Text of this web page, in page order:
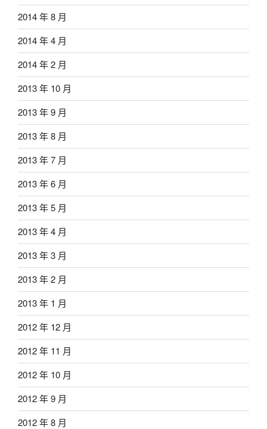
2014 年 8 月
2014 年 4 月
2014 年 2 月
2013 年 10 月
2013 年 9 月
2013 年 8 月
2013 年 7 月
2013 年 6 月
2013 年 5 月
2013 年 4 月
2013 年 3 月
2013 年 2 月
2013 年 1 月
2012 年 12 月
2012 年 11 月
2012 年 10 月
2012 年 9 月
2012 年 8 月